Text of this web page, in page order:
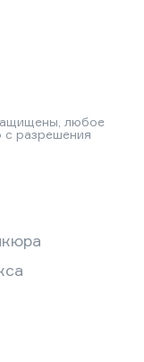
любое
с разрешения